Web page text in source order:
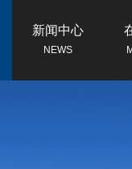
新闻中心
NEWS